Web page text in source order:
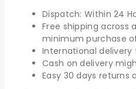
Dispatch: Within 24
Free shipping across
minimum purchase
International delivery
Cash on delivery
Easy 30 days returns